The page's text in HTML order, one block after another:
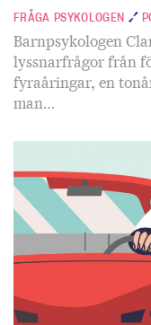
FRÅGA PSYKOLOGEN
Barnpsykologen
lyssnarfrågor från
fyraåringar, en
man…